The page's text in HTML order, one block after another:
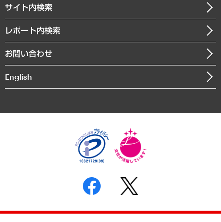
まちづくり・観光・交通・スポーツ・スマートシティ
自然資源・農林水産業・食料システム
メディア掲載・出演
沿革
組織図・本部部室紹介
インドネシア現地法人
個人情報保護方針
反社会的勢力に対する基本方針
書面による個人情報の開示等の請求の手続きについて
サイト内検索
レポート内検索
お問い合わせ
English